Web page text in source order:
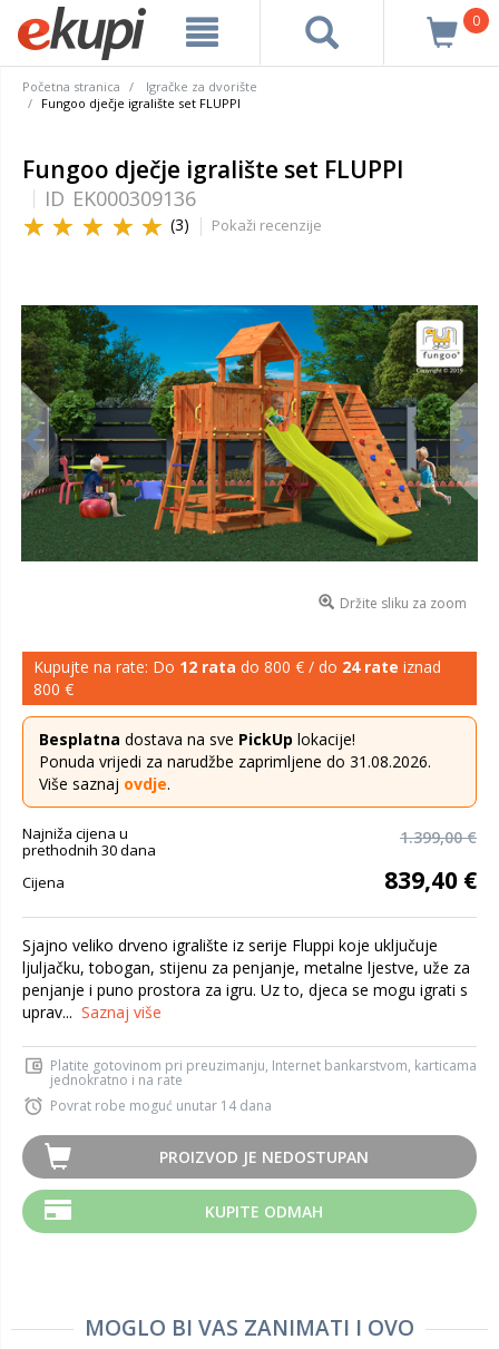
0
Početna stranica
Igračke za dvorište
Fungoo dječje igralište set FLUPPI
Fungoo dječje igralište set FLUPPI
ID EK000309136
(3) Pokaži recenzije
Držite sliku za zoom
Kupujte na rate: Do 12 rata do 800 € / do 24 rate iznad
800 €
Besplatna dostava na sve PickUp lokacije!
Ponuda vrijedi za narudžbe zaprimljene do 31.08.2026.
Više saznaj ovdje.
Najniža cijena u
prethodnih 30 dana
1.399,00 €
Cijena 839,40 €
Sjajno veliko drveno igralište iz serije Fluppi koje uključuje
ljuljačku, tobogan, stijenu za penjanje, metalne ljestve, uže za
penjanje i puno prostora za igru. Uz to, djeca se mogu igrati s
uprav... Saznaj više
Platite gotovinom pri preuzimanju, Internet bankarstvom, karticama
jednokratno i na rate
Povrat robe moguć unutar 14 dana
PROIZVOD JE NEDOSTUPAN
KUPITE ODMAH
MOGLO BI VAS ZANIMATI I OVO